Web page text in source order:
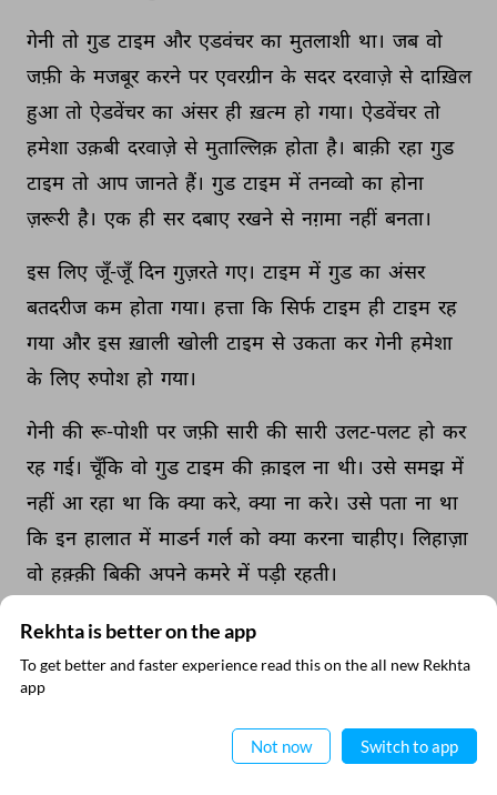
गेनी तो गुड टाइम और एडवंचर का मुतलाशी था। जब वो
जफ़ी के मजबूर करने पर एवरग्रीन के सदर दरवाज़े से दाख़िल
हुआ तो ऐडवेंचर का अंसर ही ख़त्म हो गया। ऐडवेंचर तो
हमेशा उक़बी दरवाज़े से मुताल्लिक़ होता है। बाक़ी रहा गुड
टाइम तो आप जानते हैं। गुड टाइम में तनव्वो का होना
ज़रूरी है। एक ही सर दबाए रखने से नग़मा नहीं बनता।
इस लिए जूँ-जूँ दिन गुज़रते गए। टाइम में गुड का अंसर
बतदरीज कम होता गया। हत्ता कि सिर्फ टाइम ही टाइम रह
गया और इस ख़ाली खोली टाइम से उकता कर गेनी हमेशा
के लिए रुपोश हो गया।
गेनी की रू-पोशी पर जफ़ी सारी की सारी उलट-पलट हो कर
रह गई। चूँकि वो गुड टाइम की क़ाइल ना थी। उसे समझ में
नहीं आ रहा था कि क्या करे, क्या ना करे। उसे पता ना था
कि इन हालात में माडर्न गर्ल को क्या करना चाहीए। लिहाज़ा
वो हक़्क़ी बिकी अपने कमरे में पड़ी रहती।
फिर वक़ार महल की ठुका ठक
ठक उस के जिस्म में धँस गई। इंद्र जा कर तालियाँ बजाने
लगी।
ठक ठक।
Rekhta is better on the app
To get better and faster experience read this on the all new Rekhta
app
Not now Switch to app